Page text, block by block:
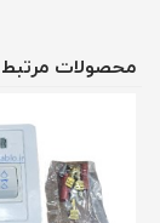
محصولات مرتبط